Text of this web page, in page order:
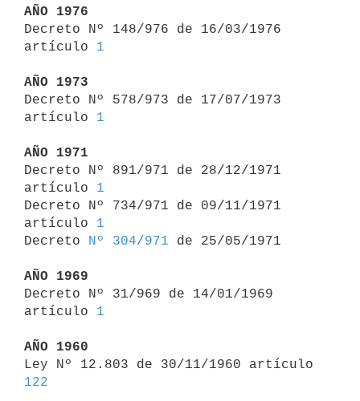
AÑO 1976
Decreto Nº 148/976 de 16/03/1976
artículo 1
AÑO 1973
Decreto Nº 578/973 de 17/07/1973
artículo 1
AÑO 1971
Decreto Nº 891/971 de 28/12/1971
artículo 1
Decreto Nº 734/971 de 09/11/1971
artículo 1
Decreto
Nº 304/971 de 25/05/1971
AÑO 1969
Decreto Nº 31/969 de 14/01/1969
artículo 1
AÑO 1960
122